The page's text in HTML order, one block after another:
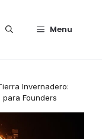
Menu
Invernadero:
Founders